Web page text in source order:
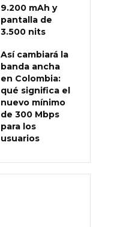
9.200 mAh y
pantalla de
3.500 nits
Así cambiará la
banda ancha
en Colombia:
qué significa el
nuevo mínimo
de 300 Mbps
para los
usuarios